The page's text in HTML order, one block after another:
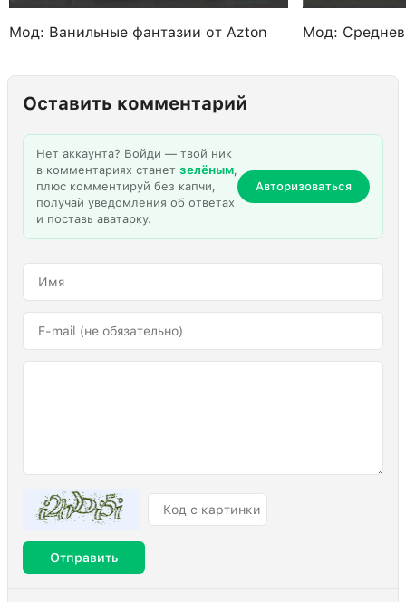
Мод: Ванильные фантазии от Azton Мод:
Оставить комментарий
Нет аккаунта? Войди — твой ник
в комментариях станет зелёным,
плюс комментируй без капчи,
получай уведомления об ответах
и поставь аватарку.
Авторизоваться
Отправить